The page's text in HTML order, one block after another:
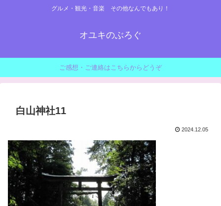
グルメ・観光・音楽 その他なんでもあり！
オユキのぶろぐ
ご感想・ご連絡はこちらからどうぞ
白山神社11
2024.12.05